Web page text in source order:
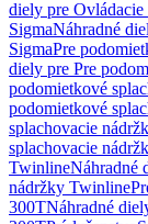
diely pre Ovládacie
SigmaNáhradné
SigmaPre
diely pre Pre
podomietkové
podomietkové
splachovacie
splachovacie
TwinlineNáhradné
nádržky Twinline
300TNáhradné